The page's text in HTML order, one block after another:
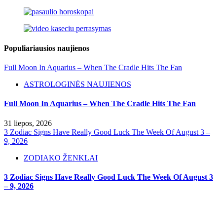
Populiariausios naujienos
Full Moon In Aquarius – When The Cradle Hits The Fan
ASTROLOGINĖS NAUJIENOS
Full Moon In Aquarius – When The Cradle Hits The Fan
31 liepos, 2026
3 Zodiac Signs Have Really Good Luck The Week Of August 3 –
9, 2026
ZODIAKO ŽENKLAI
3 Zodiac Signs Have Really Good Luck The Week Of August 3
– 9, 2026